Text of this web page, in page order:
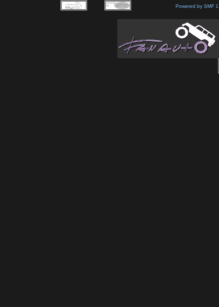
Powered by SMF